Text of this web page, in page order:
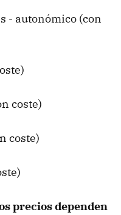
- autonómico (con
coste)
coste)
precios dependen